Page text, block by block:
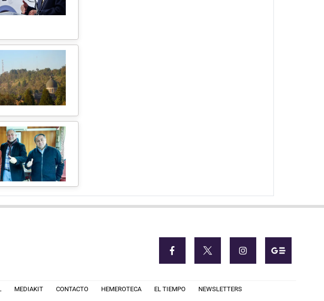
MEDIAKIT CONTACTO HEMEROTECA EL TIEMPO NEWSLETTERS